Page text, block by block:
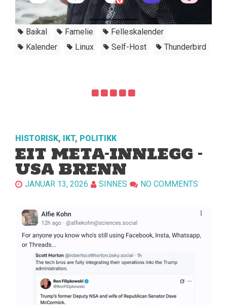
Baikal Famelie
Felleskalender
Kalender
Linux Self-Host Thunderbird
HISTORISK, IKT, POLITIKK
EIT META-INNLEGG –
USA BRENN
JANUAR 13, 2026 SINNES NO COMMENTS